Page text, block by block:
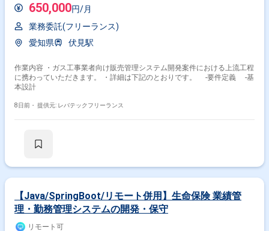
650,000円/月
業務委託(フリーランス)
愛知県
伏見駅
作業内容 ・ガス工事業者向け販売管理システム開発案件における上流工程
に携わっていただきます。 ・詳細は下記のとおりです。 ‐要件定義 ‐基
本設計
8日前・ 提供元: レバテックフリーランス
【Java/SpringBoot/リモート併用】生命保険 業績管
理・勤務管理システムの開発・保守
リモート可